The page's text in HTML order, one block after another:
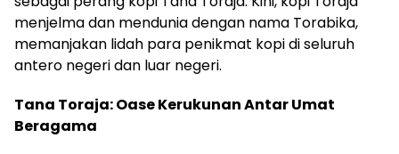
menjelma dan mendunia dengan nama Torabika,
memanjakan lidah para penikmat kopi di seluruh
antero negeri dan luar negeri.
Tana Toraja: Oase Kerukunan Antar Umat
Beragama